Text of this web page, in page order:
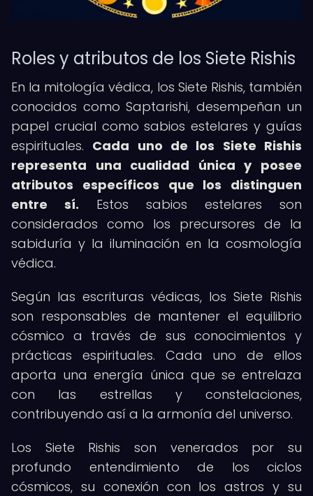
Roles y atributos de los Siete Rishis
En la mitología védica, los Siete Rishis, también
conocidos como Saptarishi, desempeñan un
papel crucial como sabios estelares y guías
espirituales. Cada uno de los Siete Rishis
representa una cualidad única y posee
atributos específicos que los distinguen
entre sí. Estos sabios estelares son
considerados como los precursores de la
sabiduría y la iluminación en la cosmología
védica.
Según las escrituras védicas, los Siete Rishis
son responsables de mantener el equilibrio
cósmico a través de sus conocimientos y
prácticas espirituales. Cada uno de ellos
aporta una energía única que se entrelaza
con las estrellas y constelaciones,
contribuyendo así a la armonía del universo.
Los Siete Rishis son venerados por su
profundo entendimiento de los ciclos
cósmicos, su conexión con los astros y su